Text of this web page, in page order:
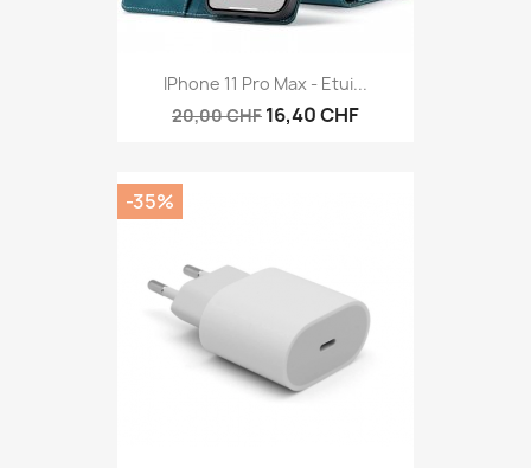
IPhone 11 Pro Max - Etui...
20,00 CHF 16,40 CHF
-35%